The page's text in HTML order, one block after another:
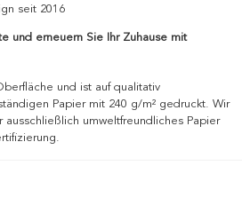
seit 2016
und erneuern Sie Ihr Zuhause mit
und ist auf qualitativ
Papier mit 240 g/m² gedruckt. Wir
ausschließlich umweltfreundliches Papier